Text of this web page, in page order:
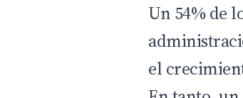
Un 54% de
el